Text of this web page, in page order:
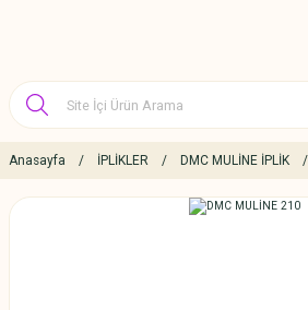
Anasayfa İPLİKLER DMC MULİNE İPLİK